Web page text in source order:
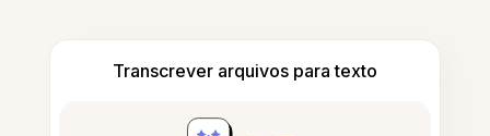
Transcrever arquivos para texto